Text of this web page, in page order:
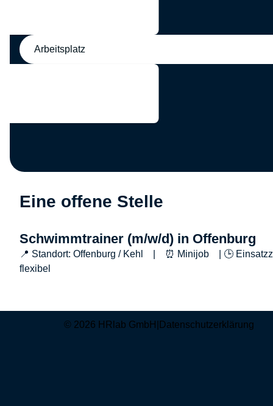
Arbeitsplatz
Eine offene Stelle
Schwimmtrainer (m/w/d) in Offenburg
📍 Standort: Offenburg / Kehl | ⏰ Minijob | 🕒
flexibel
© 2026 HRlab GmbH Datenschutzerklärung